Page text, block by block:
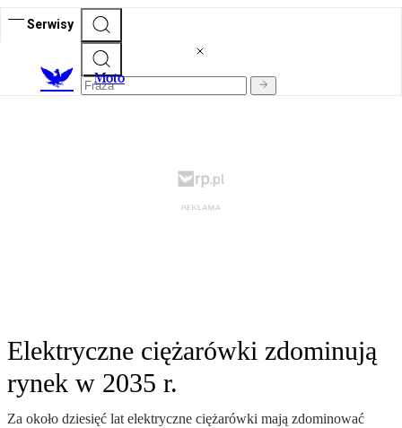
Serwisy
Moto
Elektryczne ciężarówki zdominują
rynek w 2035 r.
Za około dziesięć lat elektryczne ciężarówki mają zdominować